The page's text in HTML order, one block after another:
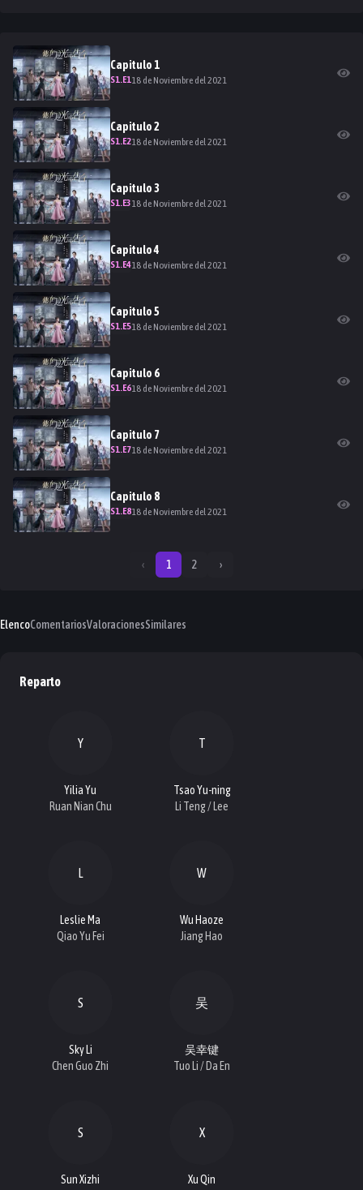
Capitulo 1
S1.E118 de Noviembre del 2021
Capitulo2
S1.E218 de Noviembre del 2021
Capitulo3
S1.E318 de Noviembre del 2021
Capitulo4
S1.E418 de Noviembre del 2021
Capitulo5
S1.E518 de Noviembre del 2021
Capitulo 6
S1.E618 de Noviembre del 2021
Capitulo 7
S1.E718 de Noviembre del 2021
Capitulo 8
S1.E818 de Noviembre del 2021
‹ 1 2 ›
ElencoComentariosValoracionesSimilares
Reparto
Y
Yilia Yu
Ruan Nian Chu
T
Tsao Yu-ning
Li Teng / Lee
L
Leslie Ma
Qiao Yu Fei
W
Wu Haoze
Jiang Hao
S
Sky Li
Chen Guo Zhi
吴
吴幸键
Tuo Li / Da En
S
Sun Xizhi
X
Xu Qin